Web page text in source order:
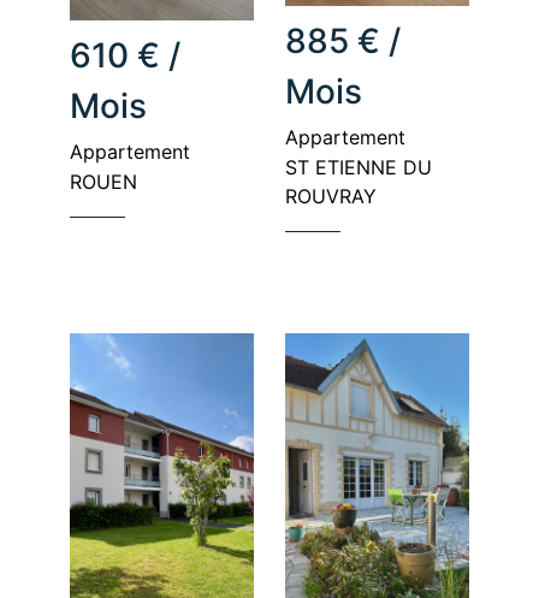
610 € /
Mois
appartement
ROUEN
885 € /
Mois
appartement
ST ETIENNE DU
ROUVRAY